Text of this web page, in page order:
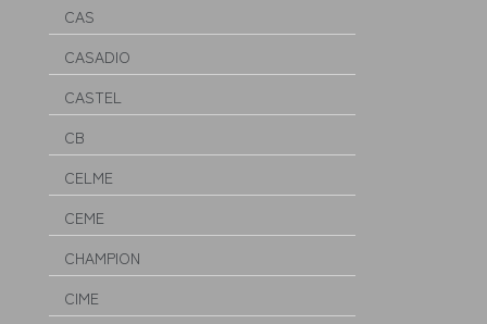
CAS
CASADIO
CASTEL
CB
CELME
CEME
CHAMPION
CIME